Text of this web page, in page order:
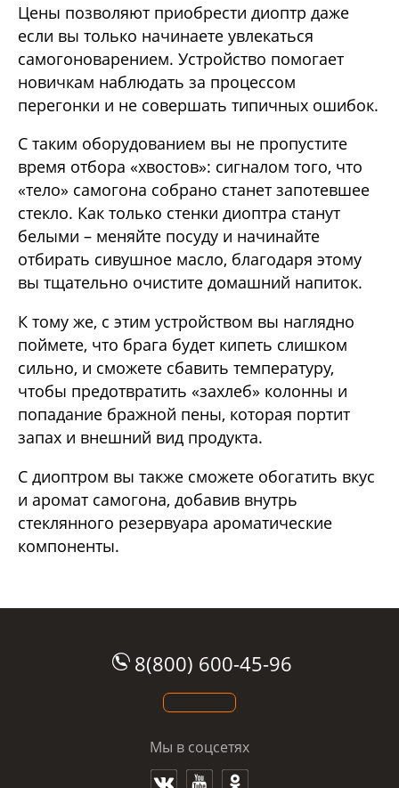
Цены позволяют приобрести диоптр даже
если вы только начинаете увлекаться
самогоноварением. Устройство помогает
новичкам наблюдать за процессом
перегонки и не совершать типичных ошибок.
С таким оборудованием вы не пропустите
время отбора «хвостов»: сигналом того, что
«тело» самогона собрано станет запотевшее
стекло. Как только стенки диоптра станут
белыми – меняйте посуду и начинайте
отбирать сивушное масло, благодаря этому
вы тщательно очистите домашний напиток.
К тому же, с этим устройством вы наглядно
поймете, что брага будет кипеть слишком
сильно, и сможете сбавить температуру,
чтобы предотвратить «захлеб» колонны и
попадание бражной пены, которая портит
запах и внешний вид продукта.
С диоптром вы также сможете обогатить вкус
и аромат самогона, добавив внутрь
стеклянного резервуара ароматические
компоненты.
8(800) 600-45-96
Мы в соцсетях